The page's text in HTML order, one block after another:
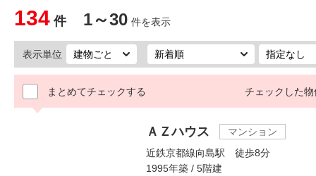
134 件 1～30 件を表示
表示単位
まとめてチェックする チェックした物
ＡＺハウス
マンション
近鉄京都線向島駅 徒歩8分
1995年築 / 5階建